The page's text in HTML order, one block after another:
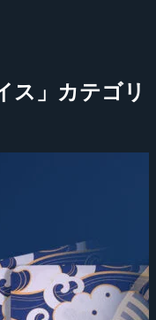
ス」カテゴリ